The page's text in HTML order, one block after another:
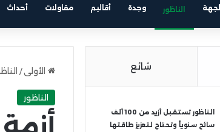
الجهة الناظور وجدة أقاليم مقاولات أحداث
الأولى /
الناظور
شائع
الناظور تستقبل أزيد من 100 ألف
سائح سنوياً وتحتاج لتعزيز طاقتها